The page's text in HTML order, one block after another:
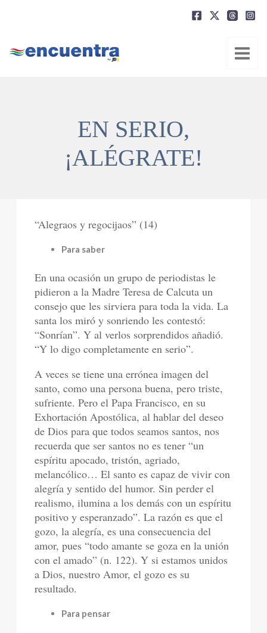
EN SERIO,
¡ALÉGRATE!
“Alegraos y regocijaos” (14)
Para saber
En una ocasión un grupo de periodistas le
pidieron a la Madre Teresa de Calcuta un
consejo que les sirviera para toda la vida. La
santa los miró y sonriendo les contestó:
“Sonrían”. Y al verlos sorprendidos añadió.
“Y lo digo completamente en serio”.
A veces se tiene una errónea imagen del
santo, como una persona buena, pero triste,
sufriente. Pero el Papa Francisco, en su
Exhortación Apostólica, al hablar del deseo
de Dios para que todos seamos santos, nos
recuerda que ser santos no es tener “un
espíritu apocado, tristón, agriado,
melancólico… El santo es capaz de vivir con
alegría y sentido del humor. Sin perder el
realismo, ilumina a los demás con un espíritu
positivo y esperanzado”. La razón es que el
gozo, la alegría, es una consecuencia del
amor, pues “todo amante se goza en la unión
con el amado” (n. 122). Y si estamos unidos
a Dios, nuestro Amor, el gozo es su
resultado.
Para pensar